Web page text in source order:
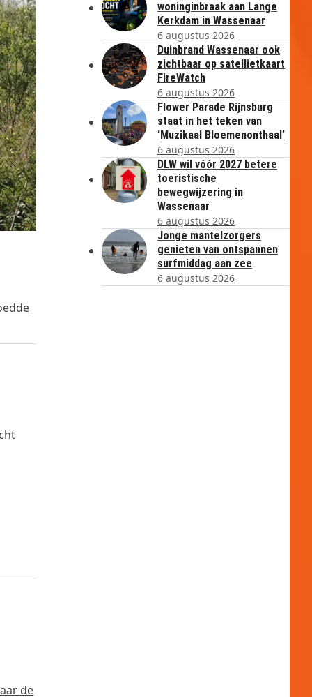
de
woninginbraak aan Lange
Kerkdam in Wassenaar
6 augustus 2026
Duinbrand Wassenaar ook
zichtbaar op satellietkaart
FireWatch
6 augustus 2026
Flower Parade Rijnsburg
staat in het teken van
‘Muzikaal Bloemenonthaal’
6 augustus 2026
DLW wil vóór 2027 betere
toeristische
bewegwijzering in
Wassenaar
6 augustus 2026
Jonge mantelzorgers
genieten van ontspannen
surfmiddag aan zee
6 augustus 2026